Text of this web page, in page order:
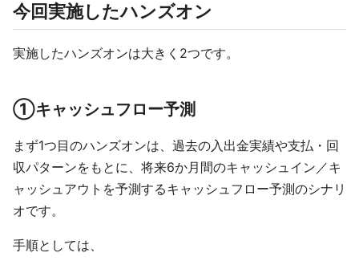
今回実施したハンズオン
実施したハンズオンは大きく2つです。
①キャッシュフロー予測
まず1つ目のハンズオンは、過去の入出金実績や支払・回
収パターンをもとに、将来6か月間のキャッシュイン／キ
ャッシュアウトを予測するキャッシュフロー予測のシナリ
オです。
手順としては、